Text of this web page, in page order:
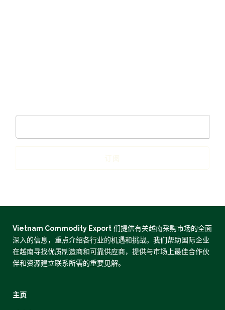
Vietnam Commodity Export 们提供有关越南采购市场的全面
深入的信息，重点介绍各行业的机遇和挑战。我们帮助国际企业
在越南寻找优质制造商和可靠供应商，提供与市场上最佳合作伙
伴和资源建立联系所需的重要见解。
主页